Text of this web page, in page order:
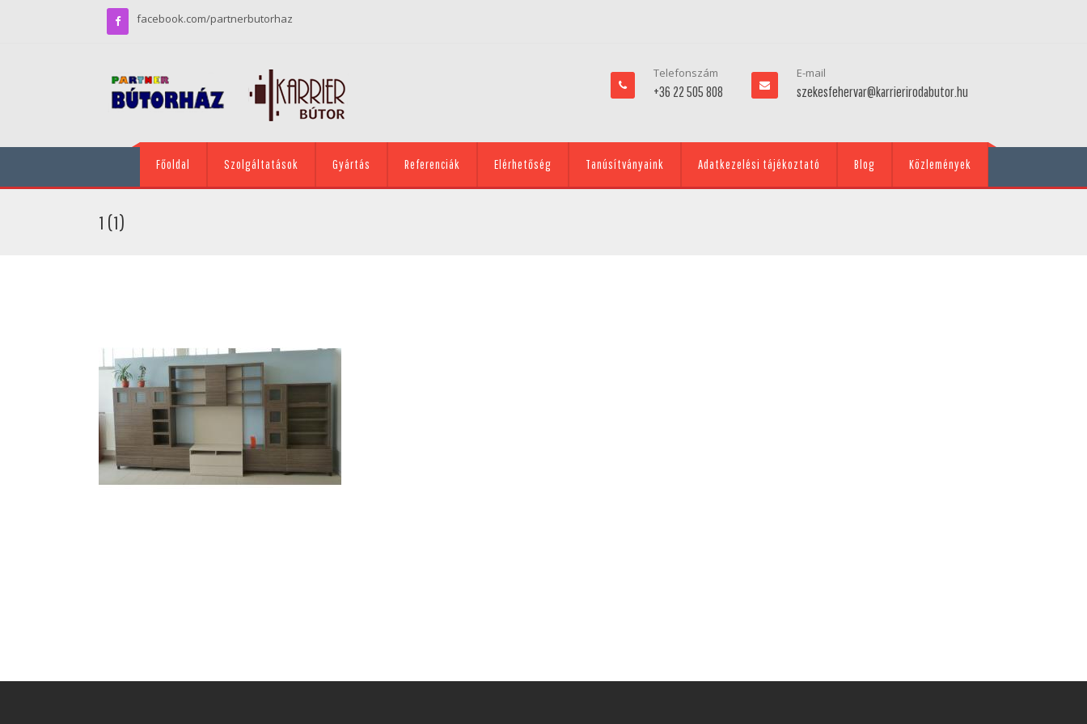
facebook.com/partnerbutorhaz
Telefonszám
+36 22 505 808
E-mail
szekesfehervar@karrierirodabutor.hu
Főoldal Szolgáltatások Gyártás Referenciák Elérhetőség Tanúsítványaink Adatkezelési tájékoztató Blog Közlemények
1 (1)